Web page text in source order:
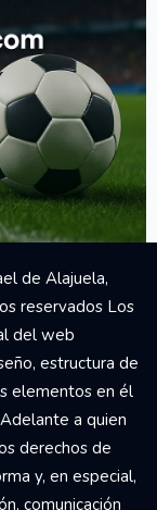
de Alajuela,
reservados Los
del web
estructura de
elementos en él
a quien
derechos de
y, en especial,
comunicación